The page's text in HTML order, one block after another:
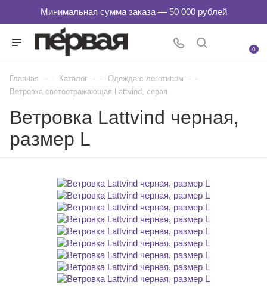
0
Главная — Каталог — Одежда с логотипом —
Ветровка светоотражающая Lattvind, серая
Ветровка Lattvind черная,
размер L